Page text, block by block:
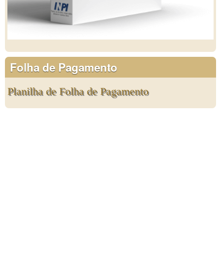
Folha de Pagamento
Planilha de Folha de Pagamento